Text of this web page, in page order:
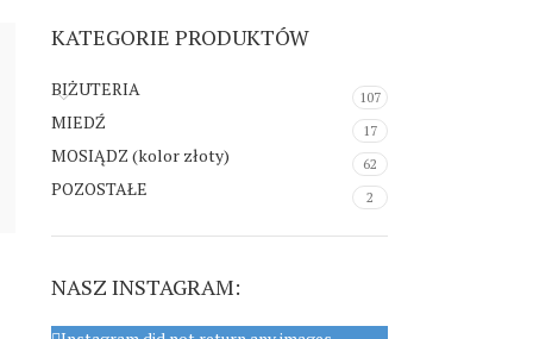
KATEGORIE PRODUKTÓW
BIŻUTERIA 107
MIEDŹ 17
MOSIĄDZ (kolor złoty) 62
POZOSTAŁE 2
NASZ INSTAGRAM: